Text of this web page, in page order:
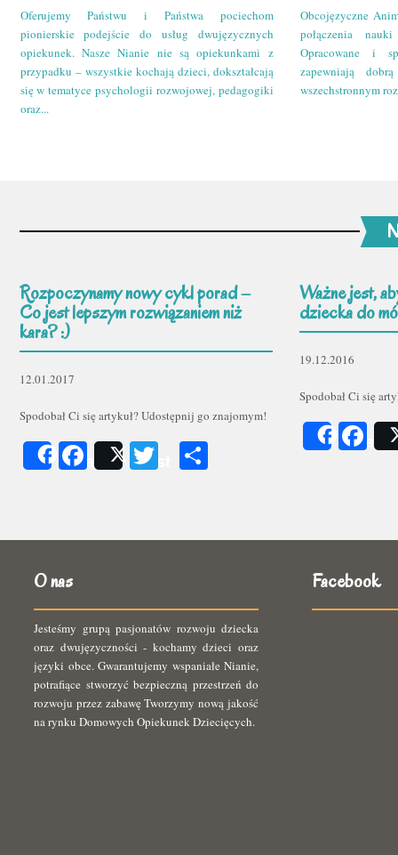
Oferujemy Państwu i Państwa pociechom
pionierskie podejście do usług dwujęzycznych
opiekunek. Nasze Nianie nie są opiekunkami z
przypadku – wszystkie kochają dzieci, dokształcają
się w tematyce psychologii rozwojowej, pedagogiki
oraz...
Obcojęzyczne
połączenia
Opracowane i
zapewniają
wszechstronnym
Rozpoczynamy nowy cykl porad –
Co jest lepszym rozwiązaniem niż
kara? :)
12.01.2017
Spodobał Ci się artykuł? Udostępnij go znajomym!
ShareFacebook
Post Twitter
Ważne jest,
dziecka do
19.12.2016
Spodobał Ci się
Share
O nas
Jesteśmy grupą pasjonatów rozwoju dziecka
oraz dwujęzyczności - kochamy dzieci oraz
języki obce. Gwarantujemy wspaniałe Nianie,
potrafiące stworzyć bezpieczną przestrzeń do
rozwoju przez zabawę Tworzymy nową jakość
na rynku Domowych Opiekunek Dziecięcych.
Facebook